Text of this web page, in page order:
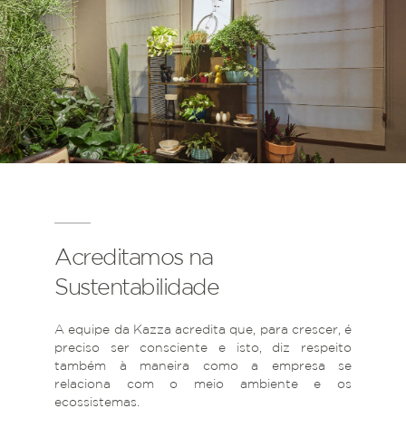
Acreditamos na
Sustentabilidade
A equipe da Kazza acredita que, para crescer, é
preciso ser consciente e isto, diz respeito
também à maneira como a empresa se
relaciona com o meio ambiente e os
ecossistemas.